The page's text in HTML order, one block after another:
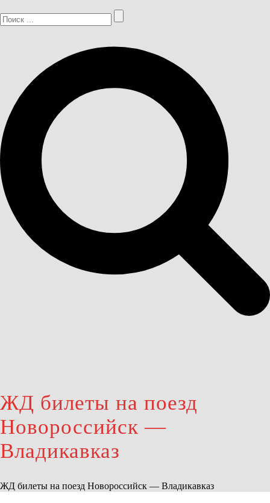
ЖД билеты на поезд
Новороссийск —
Владикавказ
ЖД билеты на поезд Новороссийск — Владикавказ